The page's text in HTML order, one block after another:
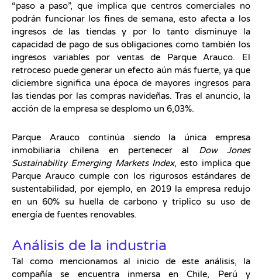
“paso a paso”, que implica que centros comerciales no
podrán funcionar los fines de semana, esto afecta a los
ingresos de las tiendas y por lo tanto disminuye la
capacidad de pago de sus obligaciones como también los
ingresos variables por ventas de Parque Arauco. El
retroceso puede generar un efecto aún más fuerte, ya que
diciembre significa una época de mayores ingresos para
las tiendas por las compras navideñas. Tras el anuncio, la
acción de la empresa se desplomo un 6,03%.
Parque Arauco continúa siendo la única empresa
inmobiliaria chilena en pertenecer al Dow Jones
Sustainability Emerging Markets Index, esto implica que
Parque Arauco cumple con los rigurosos estándares de
sustentabilidad, por ejemplo, en 2019 la empresa redujo
en un 60% su huella de carbono y triplico su uso de
energía de fuentes renovables.
Análisis de la industria
Tal como mencionamos al inicio de este análisis, la
compañía se encuentra inmersa en Chile, Perú y